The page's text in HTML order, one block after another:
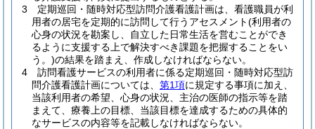
3
定期巡回・随時対応型訪問介護看護計画は、看護職員が利
用者の居宅を定期的に訪問して行うアセスメント(利用者の
心身の状況を勘案し、自立した日常生活を営むことができ
るように支援する上で解決すべき課題を把握することをい
う。)の結果を踏まえ、作成しなければならない。
4
訪問看護サービスの利用者に係る定期巡回・随時対応型訪
問介護看護計画については、 第1項に規定する事項に加え、
当該利用者の希望、心身の状況、主治の医師の指示等を踏
まえて、療養上の目標、当該目標を達成するための具体的
なサービスの内容等を記載しなければならない。